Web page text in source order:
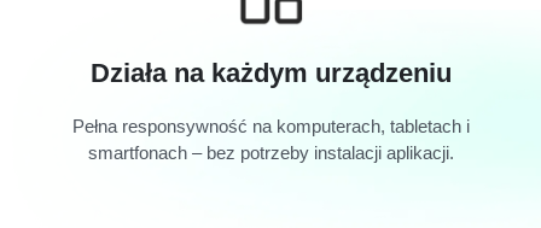
Działa na każdym urządzeniu
Pełna responsywność na komputerach, tabletach i
smartfonach – bez potrzeby instalacji aplikacji.